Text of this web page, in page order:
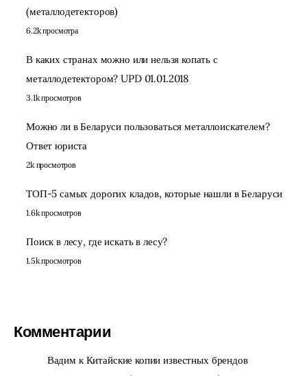
(металлодетекторов)
6.2k просмотра
В каких странах можно или нельзя копать с
металлодетектором? UPD 01.01.2018
3.1k просмотров
Можно ли в Беларуси пользоваться металлоискателем?
Ответ юриста
2k просмотров
ТОП-5 самых дорогих кладов, которые нашли в Беларуси
1.6k просмотров
Поиск в лесу, где искать в лесу?
1.5k просмотров
Комментарии
Вадим кКитайские копии известных брендов